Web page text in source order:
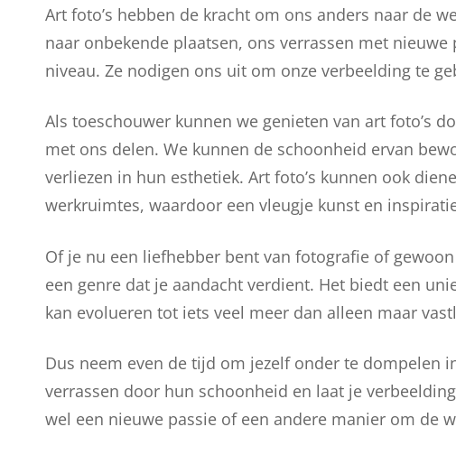
Art foto’s hebben de kracht om ons anders naar de
naar onbekende plaatsen, ons verrassen met
niveau. Ze nodigen ons uit om onze verbeelding te
Als toeschouwer kunnen we genieten van art foto’s
met ons delen. We kunnen de schoonheid ervan
verliezen in hun esthetiek. Art foto’s kunnen ook
werkruimtes, waardoor een vleugje kunst en
Of je nu een liefhebber bent van fotografie of
een genre dat je aandacht verdient. Het biedt een
kan evolueren tot iets veel meer dan alleen maar
Dus neem even de tijd om jezelf onder te dompelen
verrassen door hun schoonheid en laat je
wel een nieuwe passie of een andere manier om de